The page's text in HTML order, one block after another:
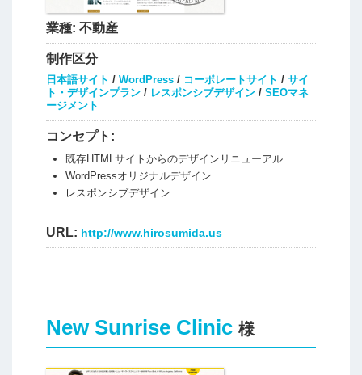
業種: 不動産
制作区分
日本語サイト / WordPress/ コーポレートサイト / サイ
ト・デザインプラン/ レスポンシブデザイン/ SEOマネ
ージメント
コンセプト:
既存HTMLサイトからのデザインリニューアル
WordPressオリジナルデザイン
レスポンシブデザイン
URL: http://www.hirosumida.us
New Sunrise Clinic 様